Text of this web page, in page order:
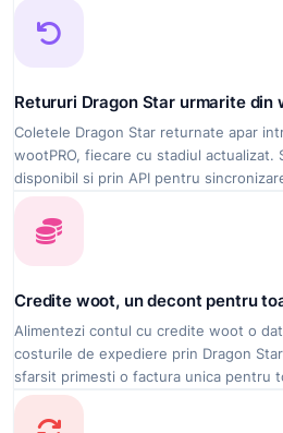
Retururi Dragon Star urmarite din
Coletele Dragon Star returnate apar
wootPRO, fiecare cu stadiul actualizat.
disponibil si prin API pentru
Credite woot, un decont pentru
Alimentezi contul cu credite woot o
costurile de expediere prin Dragon
sfarsit primesti o factura unica pentru